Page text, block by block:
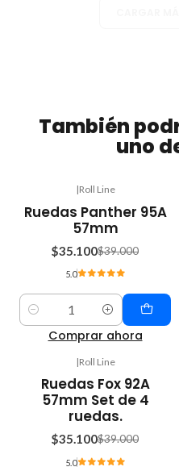
También
uno
-10%
OFF
|Roll Line
Ruedas Panther 95A
57mm
$35.100$39.000
5.0
Cantidad
Comprar ahora
-10%
OFF
|Roll Line
Ruedas Fox 92A
57mm Set de 4
ruedas.
$35.100$39.000
5.0